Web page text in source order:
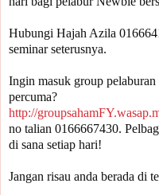
Hubungi Hajah Azila
seminar seterusnya.
Ingin masuk group
percuma?
http://
no talian 0166667430.
di sana setiap hari!
Jangan risau anda berada di